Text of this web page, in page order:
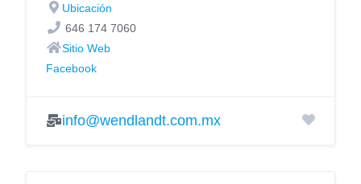
Ubicación
646 174 7060
Sitio Web
Facebook
info@wendlandt.com.mx